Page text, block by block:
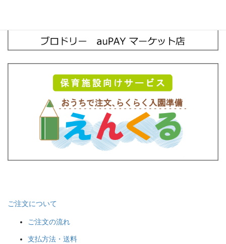
ご注文について
ご注文の流れ
支払方法・送料